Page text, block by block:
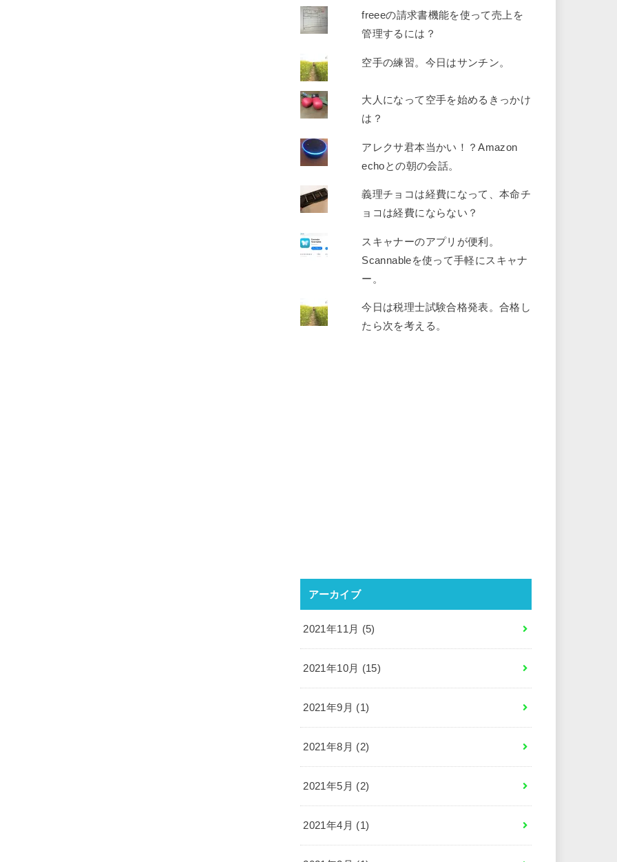
freeeの請求書機能を使って売上を
管理するには？
空手の練習。今日はサンチン。
大人になって空手を始めるきっかけ
は？
アレクサ君本当かい！？Amazon
echoとの朝の会話。
義理チョコは経費になって、本命チ
ョコは経費にならない？
スキャナーのアプリが便利。
Scannableを使って手軽にスキャナ
ー。
今日は税理士試験合格発表。合格し
たら次を考える。
アーカイブ
2021年11月 (5)
2021年10月 (15)
2021年9月 (1)
2021年8月 (2)
2021年5月 (2)
2021年4月 (1)